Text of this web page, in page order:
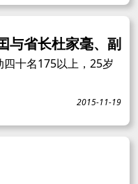
省长杜家毫、副
十名175以上，25岁
2015-11-19